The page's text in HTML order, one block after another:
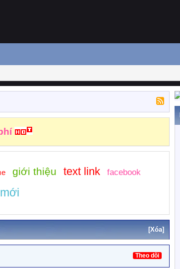
giới thiệu text link facebook
[Xóa]
Theo dõi